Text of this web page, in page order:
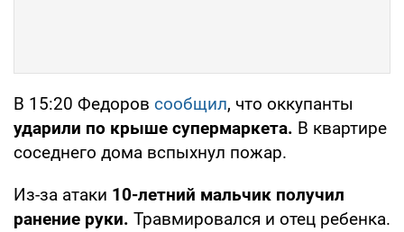
В 15:20 Федоров сообщил, что оккупанты
ударили по крыше супермаркета. В квартире
соседнего дома вспыхнул пожар.
Из-за атаки 10-летний мальчик получил
ранение руки. Травмировался и отец ребенка.